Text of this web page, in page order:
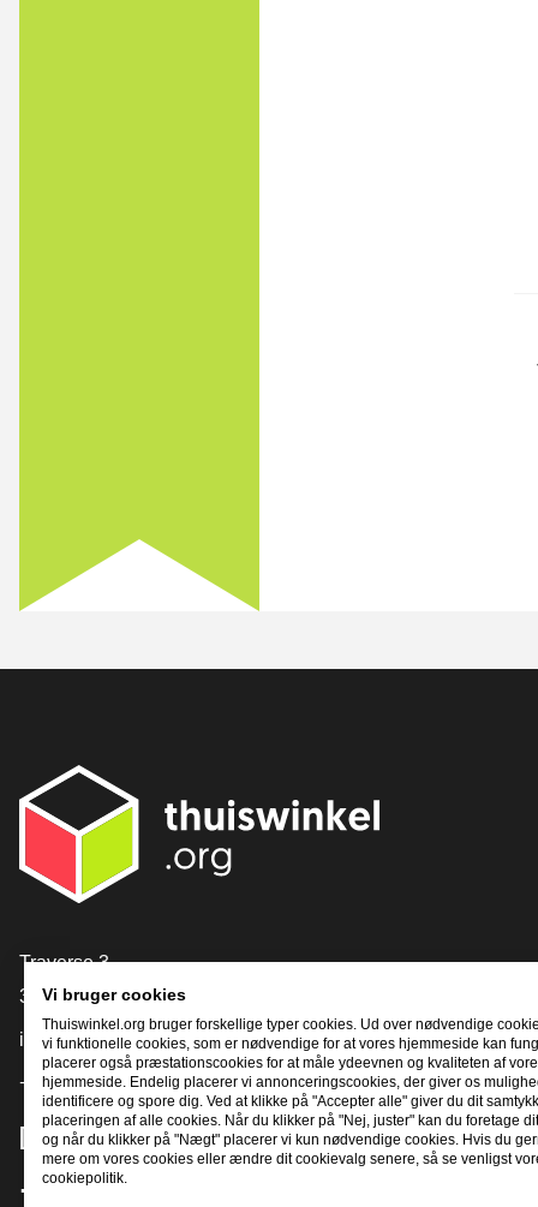
[_General:Contact]
Traverse 3
3905 NL Veenendaal
info@thuiswinkel.org
+31 (0)318 64 85 75
[_General:SocialMediaTitle]
Vi bruger cookies
Thuiswinkel.org bruger forskellige typer cookies. Ud over nødvendige
vi funktionelle cookies, som er nødvendige for at vores hjemmeside kan
placerer også præstationscookies for at måle ydeevnen og kvaliteten af
hjemmeside. Endelig placerer vi annonceringscookies, der giver os
identificere og spore dig. Ved at klikke på "Accepter alle" giver du dit
placeringen af ​​alle cookies. Når du klikker på "Nej, juster" kan du foretage
og når du klikker på "Nægt" placerer vi kun nødvendige cookies. Hvis du
mere om vores cookies eller ændre dit cookievalg senere, så se venligst
cookiepolitik.